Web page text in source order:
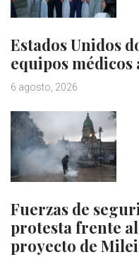
Estados Unidos
equipos
6 agosto, 2026
Fuerzas de
protesta frente
proyecto de Milei